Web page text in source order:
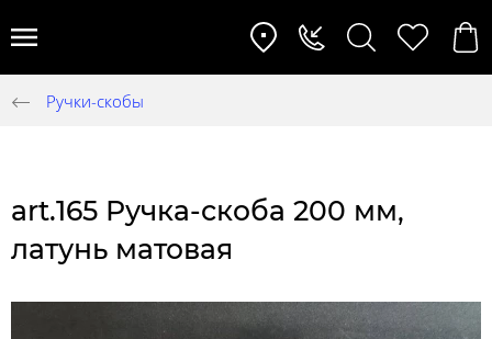
Ручки-скобы
art.165 Ручка-скоба 200 мм,
латунь матовая